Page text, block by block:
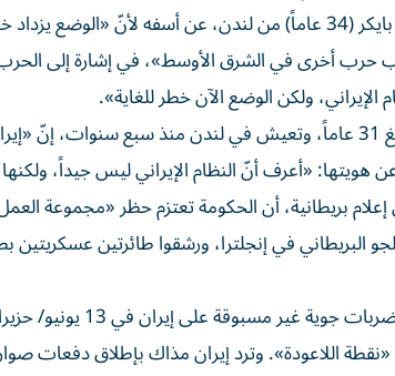
أنظار العالم أجمع».
أخرى في الشرق الأوسط»، في إشارة إلى
ولكن الوضع الآن خطر للغاية».
وقالت طالبة إيرانية تبلغ 31 عاماً، وتعيش في لندن منذ
«أعرف أنّ النظام الإيراني ليس جيداً،
بريطانية، أن الحكومة تعتزم حظر «مجموعة
البريطاني في إنجلترا، ورشقوا طائرتين
أطلقت إسرائيل
اللاعودة». وترد إيران مذاك بإطلاق دفعات